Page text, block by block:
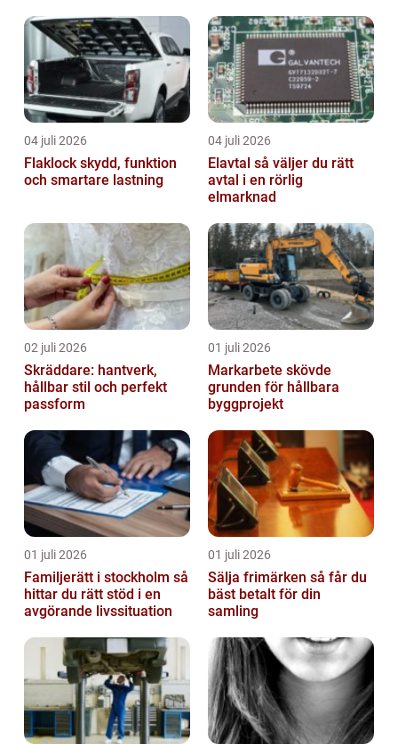
04 juli 2026
Flaklock skydd, funktion
och smartare lastning
04 juli 2026
Elavtal så väljer du rätt
avtal i en rörlig
elmarknad
02 juli 2026
Skräddare: hantverk,
hållbar stil och perfekt
passform
01 juli 2026
Markarbete skövde
grunden för hållbara
byggprojekt
01 juli 2026
Familjerätt i stockholm så
hittar du rätt stöd i en
avgörande livssituation
01 juli 2026
Sälja frimärken så får du
bäst betalt för din
samling